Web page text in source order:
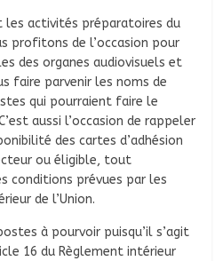
activités préparatoires du
profitons de l’occasion pour
des organes audiovisuels et
faire parvenir les noms de
qui pourraient faire le
aussi l’occasion de rappeler
des cartes d’adhésion
ou éligible, tout
conditions prévues par les
de l’Union.
à pourvoir puisqu’il s’agit
16 du Règlement intérieur